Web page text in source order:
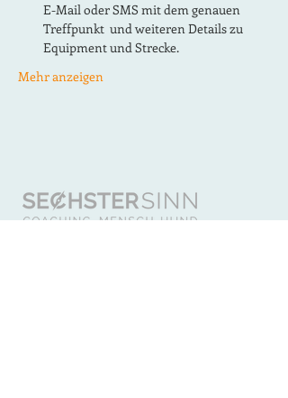
E-Mail oder SMS mit dem genauen
Treffpunkt  und weiteren Details zu
Equipment und Strecke.
Mehr anzeigen